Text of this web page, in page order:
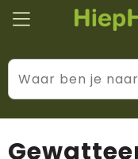
Kantoor &
Levensstijl
BIC